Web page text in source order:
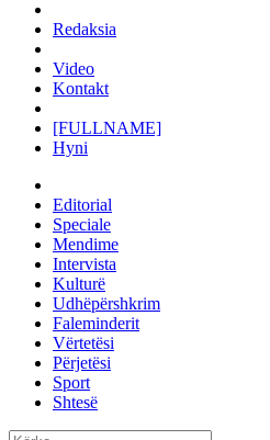
Redaksia
Video
Kontakt
[FULLNAME]
Hyni
Editorial
Speciale
Mendime
Intervista
Kulturë
Udhëpërshkrim
Faleminderit
Vërtetësi
Përjetësi
Sport
Shtesë